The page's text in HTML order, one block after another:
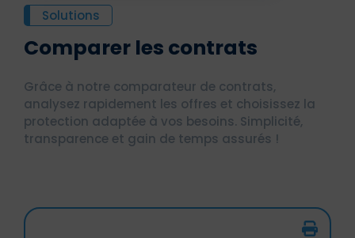
Solutions
Comparer les contrats
Grâce à notre comparateur de contrats,
analysez rapidement les offres et choisissez la
protection adaptée à vos besoins. Simplicité,
transparence et gain de temps assurés !